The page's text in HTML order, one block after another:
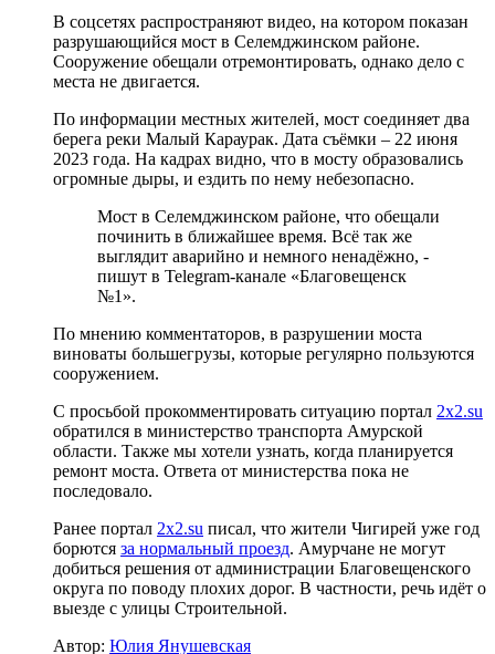
В соцсетях распространяют видео, на котором показан
разрушающийся мост в Селемджинском районе.
Сооружение обещали отремонтировать, однако дело с
места не двигается.
По информации местных жителей, мост соединяет два
берега реки Малый Караурак. Дата съёмки – 22 июня
2023 года. На кадрах видно, что в мосту образовались
огромные дыры, и ездить по нему небезопасно.
Мост в Селемджинском районе, что обещали
починить в ближайшее время. Всё так же
выглядит аварийно и немного ненадёжно, -
пишут в Telegram-канале «Благовещенск
№1».
По мнению комментаторов, в разрушении моста
виноваты большегрузы, которые регулярно пользуются
сооружением.
С просьбой прокомментировать ситуацию портал 2x2.su
обратился в министерство транспорта Амурской
области. Также мы хотели узнать, когда планируется
ремонт моста. Ответа от министерства пока не
последовало.
Ранее портал 2x2.su писал, что жители Чигирей уже год
борются за нормальный проезд. Амурчане не могут
добиться решения от администрации Благовещенского
округа по поводу плохих дорог. В частности, речь идёт о
выезде с улицы Строительной.
Автор: Юлия Янушевская